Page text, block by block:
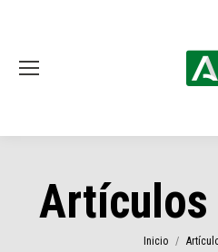
Estás aquí:
Inicio